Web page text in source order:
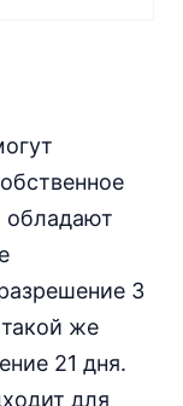
обладают
3
же
21 дня.
для